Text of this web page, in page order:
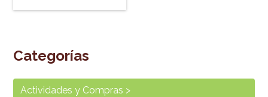
Categorías
Actividades y Compras